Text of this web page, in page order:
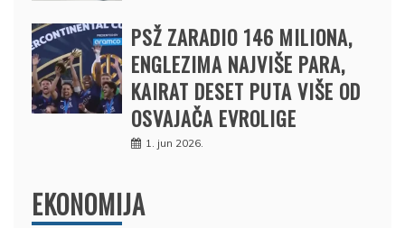
PSŽ ZARADIO 146 MILIONA,
ENGLEZIMA NAJVIŠE PARA,
KAIRAT DESET PUTA VIŠE OD
OSVAJAČA EVROLIGE
1. jun 2026.
EKONOMIJA